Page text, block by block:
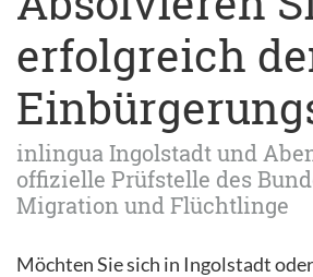
erfolgreich
inlingua Ingolstadt und
offizielle Prüfstelle des
Migration und Flüchtlinge
Möchten Sie sich in Ingolstadt